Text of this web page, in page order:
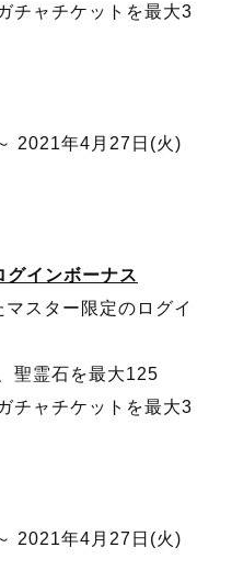
チャチケットを最大3
2021年4月27日(火)
インボーナス
スター限定のログイ
聖霊石を最大125
チャチケットを最大3
2021年4月27日(火)